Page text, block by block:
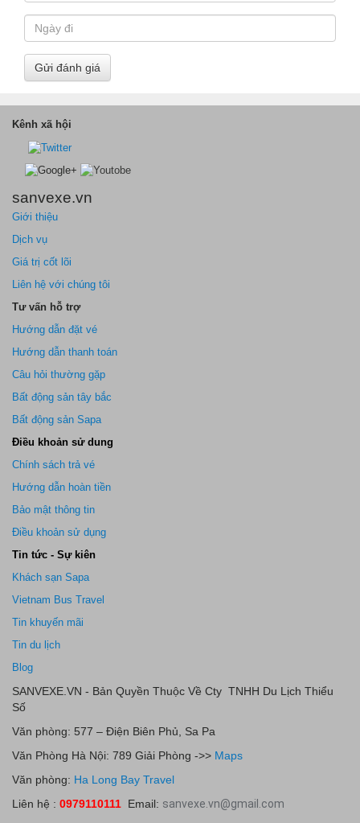
Gửi đánh giá
Kênh xã hội
sanvexe.vn
Giới thiệu
Dịch vụ
Giá trị cốt lõi
Liên hệ với chúng tôi
Tư vấn hỗ trợ
Hướng dẫn đặt vé
Hướng dẫn thanh toán
Câu hỏi thường gặp
Bất động sản tây bắc
Bất động sản Sapa
Điều khoản sử dung
Chính sách trả vé
Hướng dẫn hoàn tiền
Bảo mật thông tin
Điều khoản sử dụng
Tin tức - Sự kiên
Khách sạn Sapa
Vietnam Bus Travel
Tin khuyến mãi
Tin du lịch
Blog
SANVEXE.VN - Bản Quyền Thuộc Về Cty TNHH Du Lịch Thiểu
Số
Văn phòng: 577 – Điện Biên Phủ, Sa Pa
Văn Phòng Hà Nội: 789 Giải Phòng ->> Maps
Văn phòng: Ha Long Bay Travel
Liên hệ : 0979110111 Email: sanvexe.vn@gmail.com